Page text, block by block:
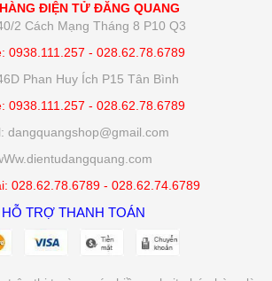
ĐIỆN TỬ ĐĂNG QUANG
2 Cách Mạng Tháng 8 P10 Q3
0938.111.257 - 028.62.78.6789
Phan Huy Ích P15 Tân Bình
0938.111.257 - 028.62.78.6789
dangquangshop@gmail.com
028.62.78.6789 - 028.62.74.6789
HỖ TRỢ THANH TOÁN